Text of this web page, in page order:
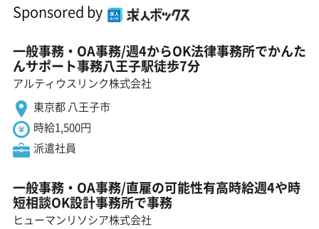
Sponsored by
一般事務・OA事務/週4からOK法律事務所でかんた
んサポート事務八王子駅徒歩7分
アルティウスリンク株式会社
東京都 八王子市
時給1,500円
派遣社員
一般事務・OA事務/直雇の可能性有高時給週4や時
短相談OK設計事務所で事務
ヒューマンリソシア株式会社